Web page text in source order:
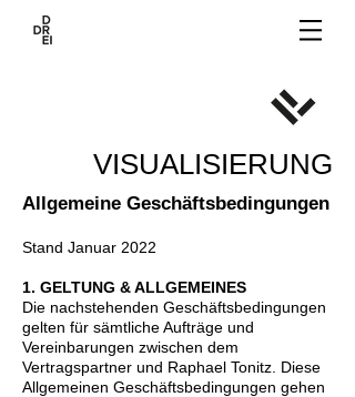
VISUALISIERUNG
Allgemeine Geschäftsbedingungen
Stand Januar 2022
1. GELTUNG & ALLGEMEINES
Die nachstehenden Geschäftsbedingungen
gelten für sämtliche Aufträge und
Vereinbarungen zwischen dem
Vertragspartner und Raphael Tonitz. Diese
Allgemeinen Geschäftsbedingungen gehen